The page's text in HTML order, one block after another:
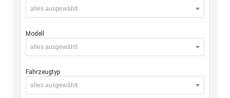
alles ausgewählt
Modell
alles ausgewählt
Fahrzeugtyp
alles ausgewählt